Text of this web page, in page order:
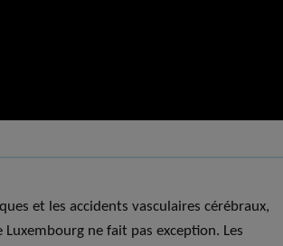
et les accidents vasculaires cérébraux,
ne fait pas exception. Les